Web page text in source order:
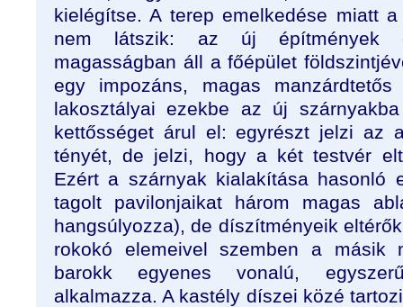
kielégítse. A terep emelkedése miatt
nem látszik: az új építmények
magasságban áll a főépület
egy impozáns, magas
lakosztályai ezekbe az új
kettősséget árul el: egyrészt jelzi az
tényét, de jelzi, hogy a két testvér
Ezért a szárnyak kialakítása hasonló
tagolt pavilonjaikat három magas
hangsúlyozza), de díszítményeik
rokokó elemeivel szemben a másik
barokk egyenes vonalú,
alkalmazza. A kastély díszei közé